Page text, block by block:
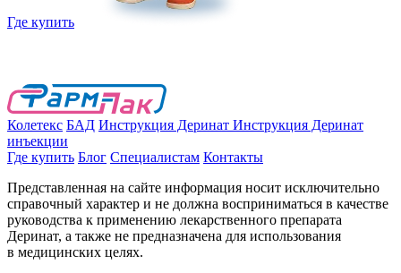
Где купить
Колетекс БАД Инструкция Деринат Инструкция Деринат
инъекции
Где купить Блог Специалистам Контакты
Представленная на сайте информация носит исключительно
справочный характер и не должна восприниматься в качестве
руководства к применению лекарственного препарата
Деринат, а также не предназначена для использования
в медицинских целях.